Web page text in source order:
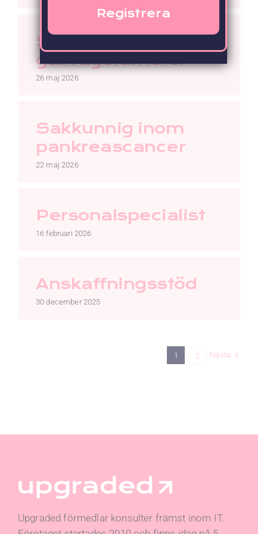
Sakkunnig inom
gallvägstumörer
26 maj 2026
Sakkunnig inom
pankreascancer
22 maj 2026
Personalspecialist
16 februari 2026
Anskaffningsstöd
30 december 2025
1 2 Nästa
Upgraded förmedlar konsulter främst inom IT.